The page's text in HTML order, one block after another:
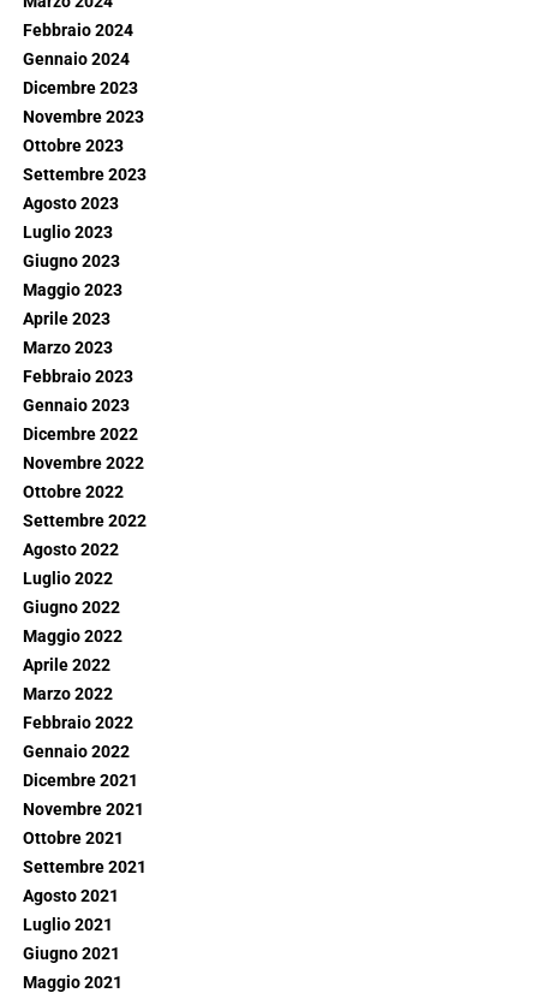
Febbraio 2024
Gennaio 2024
Dicembre 2023
Novembre 2023
Ottobre 2023
Settembre 2023
Agosto 2023
Luglio 2023
Giugno 2023
Maggio 2023
Aprile 2023
Marzo 2023
Febbraio 2023
Gennaio 2023
Dicembre 2022
Novembre 2022
Ottobre 2022
Settembre 2022
Agosto 2022
Luglio 2022
Giugno 2022
Maggio 2022
Aprile 2022
Marzo 2022
Febbraio 2022
Gennaio 2022
Dicembre 2021
Novembre 2021
Ottobre 2021
Settembre 2021
Agosto 2021
Luglio 2021
Giugno 2021
Maggio 2021